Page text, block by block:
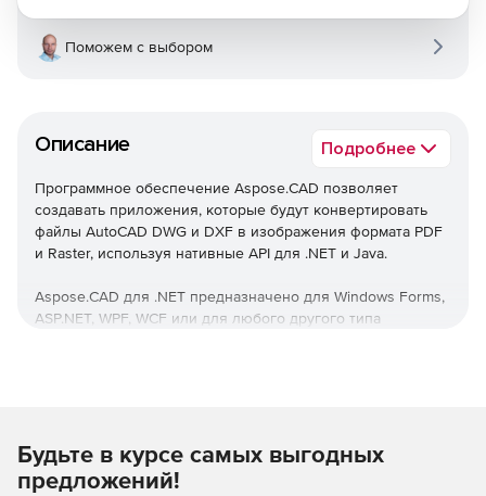
Описание Подробнее
Программное обеспечение Aspose.CAD позволяет
создавать приложения, которые будут конвертировать
файлы AutoCAD DWG и DXF в изображения формата PDF
и Raster, используя нативные API для .NET и Java.
Aspose.CAD для .NET предназначено для Windows Forms,
ASP.NET, WPF, WCF или для любого другого типа
Поможем с выбором
Будьте в курсе самых выгодных
предложений!